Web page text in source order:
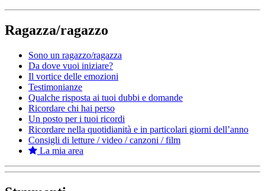
Ragazza/ragazzo
Sono un ragazzo/ragazza
Da dove vuoi iniziare?
Il vortice delle emozioni
Testimonianze
Qualche risposta ai tuoi dubbi e domande
Ricordare chi hai perso
Un posto per i tuoi ricordi
Ricordare nella quotidianità e in particolari giorni dell’anno
Consigli di letture / video / canzoni / film
La mia area